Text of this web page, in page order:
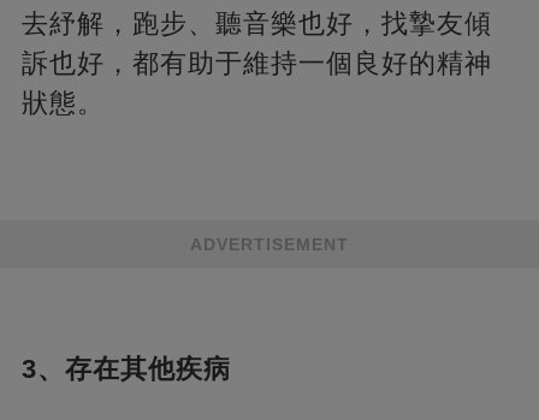
去紓解，跑步、聽音樂也好，找摯友傾
訴也好，都有助于維持一個良好的精神
狀態。
ADVERTISEMENT
3、存在其他疾病